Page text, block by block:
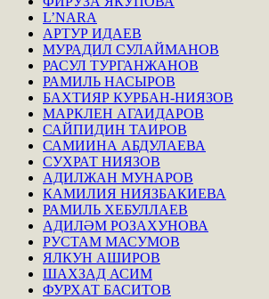
L’NARA
АРТУР ИДАЕВ
МУРАДИЛ СУЛАЙМАНОВ
РАСУЛ ТУРГАНЖАНОВ
РАМИЛЬ НАСЫРОВ
БАХТИЯР КУРБАН-НИЯЗОВ
МАРКЛЕН АГАИДАРОВ
САЙПИДИН ТАИРОВ
САМИИНА АБДУЛАЕВА
СУХРАТ НИЯЗОВ
АДИЛЖАН МУНАРОВ
КАМИЛИЯ НИЯЗБАКИЕВА
РАМИЛЬ ХЕБУЛЛАЕВ
АДИЛӘМ РОЗАХУНОВА
РУСТАМ МАСУМОВ
ЯЛКУН АШИРОВ
ШАХЗАД АСИМ
ФУРХАТ БАСИТОВ